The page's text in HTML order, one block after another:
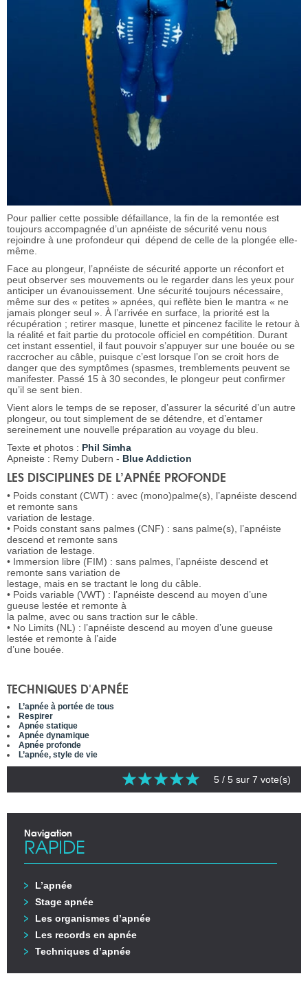
Pour pallier cette possible défaillance, la fin de la remontée est
toujours accompagnée d’un apnéiste de sécurité venu nous
rejoindre à une profondeur qui dépend de celle de la plongée elle-
même.
Face au plongeur, l’apnéiste de sécurité apporte un réconfort et
peut observer ses mouvements ou le regarder dans les yeux pour
anticiper un évanouissement. Une sécurité toujours nécessaire,
même sur des « petites » apnées, qui reflète bien le mantra « ne
jamais plonger seul ». À l’arrivée en surface, la priorité est la
récupération ; retirer masque, lunette et pincenez facilite le retour à
la réalité et fait partie du protocole officiel en compétition. Durant
cet instant essentiel, il faut pouvoir s’appuyer sur une bouée ou se
raccrocher au câble, puisque c’est lorsque l’on se croit hors de
danger que des symptômes (spasmes, tremblements peuvent se
manifester. Passé 15 à 30 secondes, le plongeur peut confirmer
qu’il se sent bien.
Vient alors le temps de se reposer, d’assurer la sécurité d’un autre
plongeur, ou tout simplement de se détendre, et d’entamer
sereinement une nouvelle préparation au voyage du bleu.
Texte et photos : Phil Simha
Apneiste : Remy Dubern - Blue Addiction
LES DISCIPLINES DE L’APNÉE PROFONDE
• Poids constant (CWT) : avec (mono)palme(s), l’apnéiste descend
et remonte sans
variation de lestage.
• Poids constant sans palmes (CNF) : sans palme(s), l’apnéiste
descend et remonte sans
variation de lestage.
• Immersion libre (FIM) : sans palmes, l’apnéiste descend et
remonte sans variation de
lestage, mais en se tractant le long du câble.
• Poids variable (VWT) : l’apnéiste descend au moyen d’une
gueuse lestée et remonte à
la palme, avec ou sans traction sur le câble.
• No Limits (NL) : l’apnéiste descend au moyen d’une gueuse
lestée et remonte à l’aide
d’une bouée.
TECHNIQUES D'APNÉE
L’apnée à portée de tous
Respirer
Apnée statique
Apnée dynamique
Apnée profonde
L’apnée, style de vie
5 / 5 sur 7 vote(s)
Navigation
RAPIDE
L’apnée
Stage apnée
Les organismes d’apnée
Les records en apnée
Techniques d’apnée